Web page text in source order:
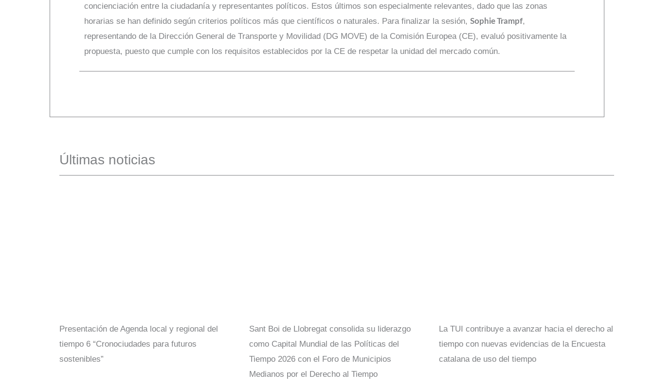
concienciación entre la ciudadanía y representantes políticos. Estos últimos son especialmente relevantes, dado que las zonas
horarias se han definido según criterios políticos más que científicos o naturales. Para finalizar la sesión, Sophie Trampf,
representando de la Dirección General de Transporte y Movilidad (DG MOVE) de la Comisión Europea (CE), evaluó positivamente la
propuesta, puesto que cumple con los requisitos establecidos por la CE de respetar la unidad del mercado común.
Últimas noticias
Presentación de Agenda local y regional del
tiempo 6 “Cronociudades para futuros
sostenibles”
Sant Boi de Llobregat consolida su liderazgo
como Capital Mundial de las Políticas del
Tiempo 2026 con el Foro de Municipios
Medianos por el Derecho al Tiempo
La TUI contribuye a avanzar hacia el derecho al
tiempo con nuevas evidencias de la Encuesta
catalana de uso del tiempo